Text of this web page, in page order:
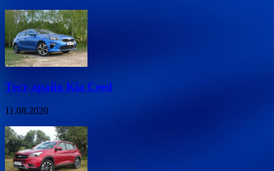
Тест-драйв Kia Ceed
11.08.2020